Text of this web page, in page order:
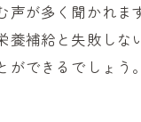
が多く聞かれ
補給と失敗し
できるでしょう。